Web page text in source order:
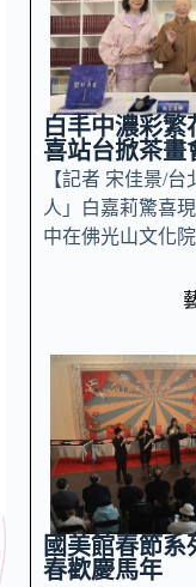
白丰中濃彩
喜站台掀茶畫
【記者 宋佳景/
人」白嘉莉驚喜
中在佛光山文化
國美館春節
春歡慶馬年